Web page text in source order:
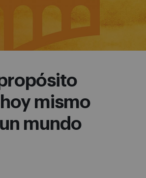
mismo
mundo